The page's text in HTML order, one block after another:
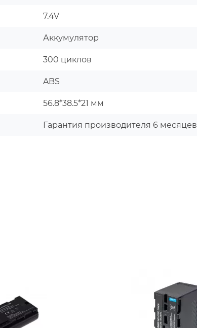
7.4V
Аккумулятор
300 циклов
ABS
56.8*38.5*21 мм
Гарантия производителя 6 месяцев